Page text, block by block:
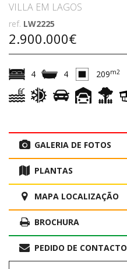
VILLA EM LAGOS
ref. LW2225
2.900.000€
4 4 209m2
GALERIA DE FOTOS
PLANTAS
MAPA LOCALIZAÇÃO
BROCHURA
PEDIDO DE CONTACTO